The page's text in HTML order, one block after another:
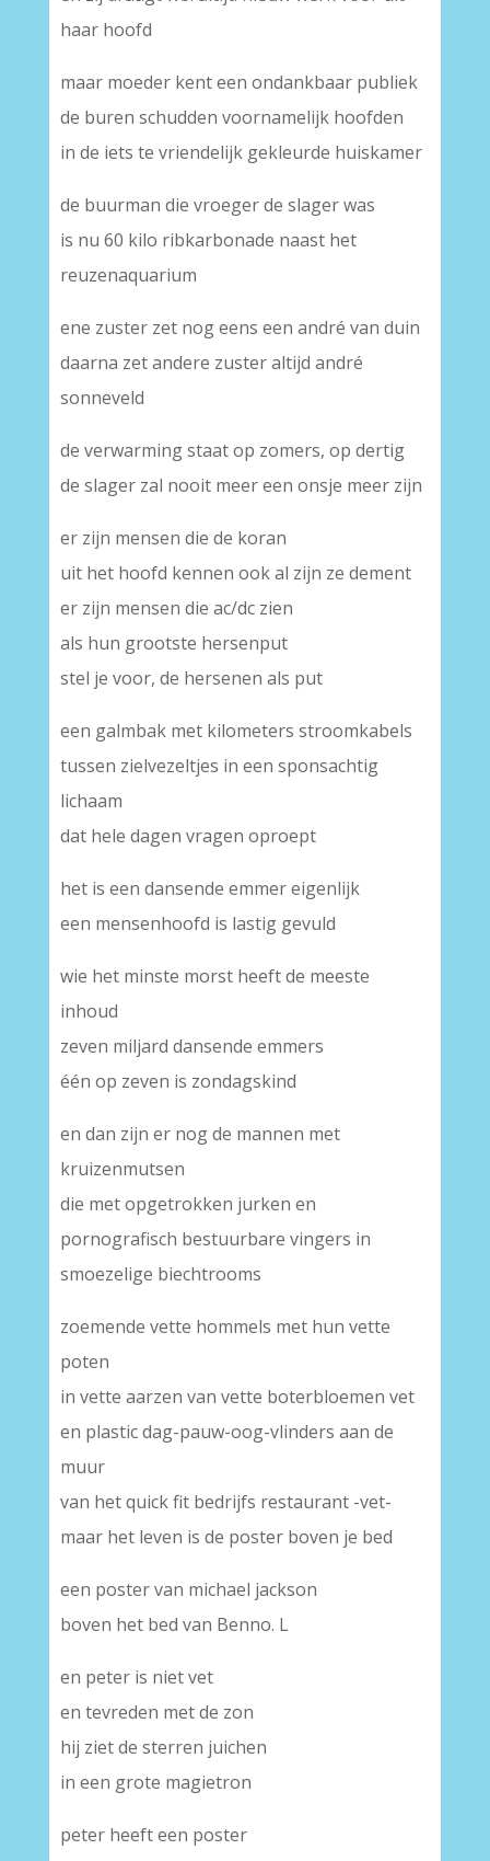
haar hoofd
maar moeder kent een ondankbaar publiek
de buren schudden voornamelijk hoofden
in de iets te vriendelijk gekleurde huiskamer
de buurman die vroeger de slager was
is nu 60 kilo ribkarbonade naast het
reuzenaquarium
ene zuster zet nog eens een andré van duin
daarna zet andere zuster altijd andré
sonneveld
de verwarming staat op zomers, op dertig
de slager zal nooit meer een onsje meer zijn
er zijn mensen die de koran
uit het hoofd kennen ook al zijn ze dement
er zijn mensen die ac/dc zien
als hun grootste hersenput
stel je voor, de hersenen als put
een galmbak met kilometers stroomkabels
tussen zielvezeltjes in een sponsachtig
lichaam
dat hele dagen vragen oproept
het is een dansende emmer eigenlijk
een mensenhoofd is lastig gevuld
wie het minste morst heeft de meeste
inhoud
zeven miljard dansende emmers
één op zeven is zondagskind
en dan zijn er nog de mannen met
kruizenmutsen
die met opgetrokken jurken en
pornografisch bestuurbare vingers in
smoezelige biechtrooms
zoemende vette hommels met hun vette
poten
in vette aarzen van vette boterbloemen vet
en plastic dag-pauw-oog-vlinders aan de
muur
van het quick fit bedrijfs restaurant -vet-
maar het leven is de poster boven je bed
een poster van michael jackson
boven het bed van Benno. L
en peter is niet vet
en tevreden met de zon
hij ziet de sterren juichen
in een grote magietron
peter heeft een poster